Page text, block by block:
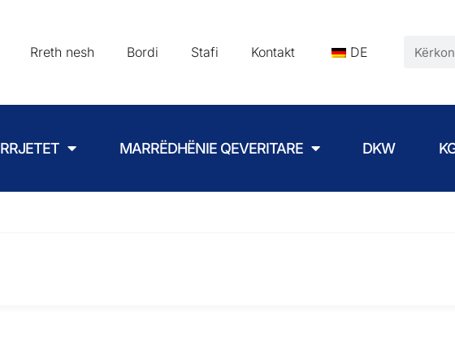
Rreth nesh Bordi Stafi Kontakt DE
RRJETET MARRËDHËNIE QEVERITARE DKW